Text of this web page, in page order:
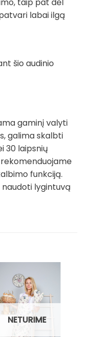
labai ilgą
šio audinio
gaminį valyti
galima skalbti
30 laipsnių
funkciją.
lygintuvą
NETURIME